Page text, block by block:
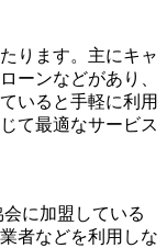
ります。主にキャ
ーンなどがあり、
いると手軽に利用
て最適なサービス
に加盟している
者などを利用しな